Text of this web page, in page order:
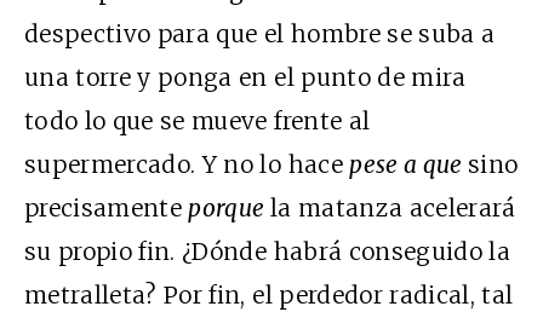
despectivo para que el hombre se suba a
una torre y ponga en el punto de mira
todo lo que se mueve frente al
supermercado. Y no lo hace pese a que sino
precisamente porque la matanza acelerará
su propio fin. ¿Dónde habrá conseguido la
metralleta? Por fin, el perdedor radical, tal